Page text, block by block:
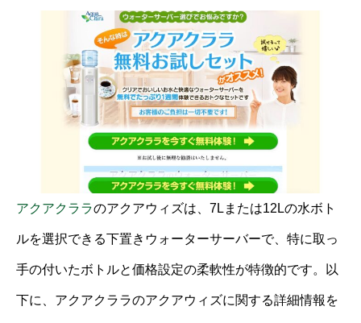
アクアクララのアクアウィズは、7Lまたは12Lの水ボト
ルを選択できる下置きウォーターサーバーで、特に取っ
手の付いたボトルと価格設定の柔軟性が特徴的です。以
下に、アクアクララのアクアウィズに関する詳細情報を